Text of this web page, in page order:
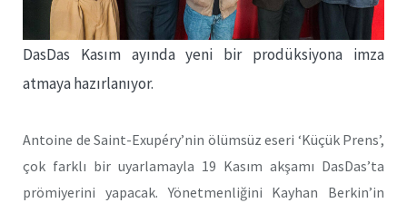
DasDas Kasım ayında yeni bir prodüksiyona imza
atmaya hazırlanıyor.
Antoine de Saint-Exupéry’nin ölümsüz eseri ‘Küçük Prens’,
çok farklı bir uyarlamayla 19 Kasım akşamı DasDas’ta
prömiyerini yapacak. Yönetmenliğini Kayhan Berkin’in